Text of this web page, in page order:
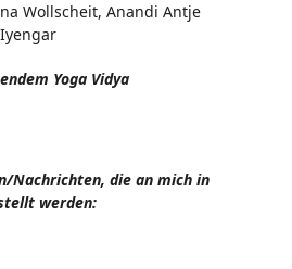
Wollscheit, Anandi Antje
Yoga Vidya
Nachrichten, die an mich in
werden: